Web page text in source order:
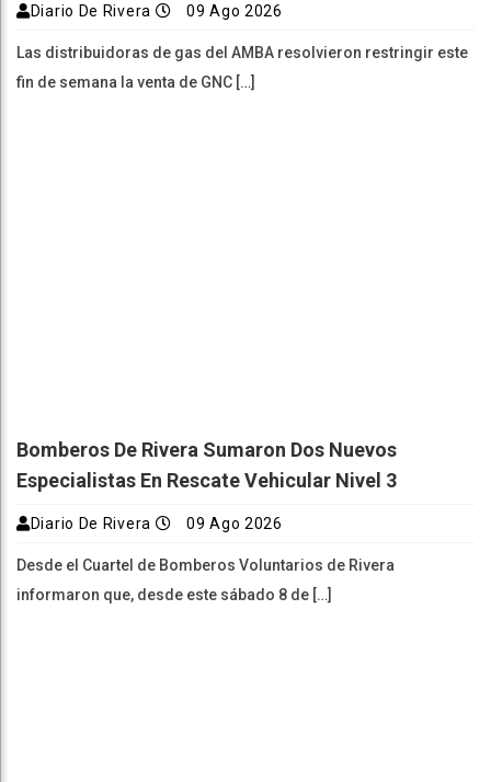
Diario De Rivera 09 Ago 2026
Las distribuidoras de gas del AMBA resolvieron restringir este
fin de semana la venta de GNC […]
Bomberos De Rivera Sumaron Dos Nuevos
Especialistas En Rescate Vehicular Nivel 3
Diario De Rivera 09 Ago 2026
Desde el Cuartel de Bomberos Voluntarios de Rivera
informaron que, desde este sábado 8 de […]